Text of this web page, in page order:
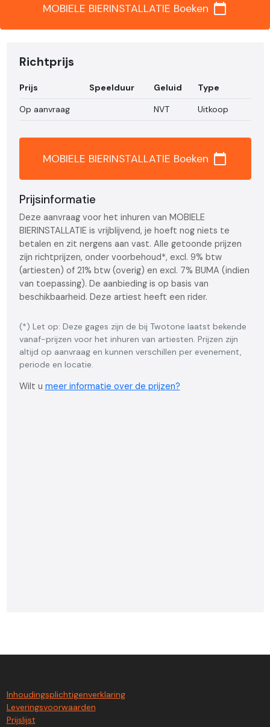
MOBIELE BIERINSTALLATIE Boeken calendar_today
Richtprijs
Prijs Speelduur Geluid
Type
Op aanvraag
NVT Uitkoop
MOBIELE BIERINSTALLATIE Boeken calendar_today
Prijsinformatie
Deze aanvraag voor het inhuren van MOBIELE
BIERINSTALLATIE is vrijblijvend, je hoeft nog niets te
betalen en zit nergens aan vast. Alle getoonde prijzen
zijn richtprijzen, onder voorbehoud*, excl. 9% btw
(artiesten) of 21% btw (overig) en excl. 7% BUMA (indien
van toepassing). De aanbieding is op basis van
beschikbaarheid. Deze artiest heeft een rider.
(*) Let op: Deze gages zijn de bij Twotone laatst bekende
vanaf-prijzen voor het inhuren van artiesten. Prijzen zijn
altijd op aanvraag en kunnen verschillen per evenement,
periode en locatie.
Wilt u meer informatie over de prijzen?
Inhoudingsplichtigenverklaring
Leveringsvoorwaarden
Prijslijst